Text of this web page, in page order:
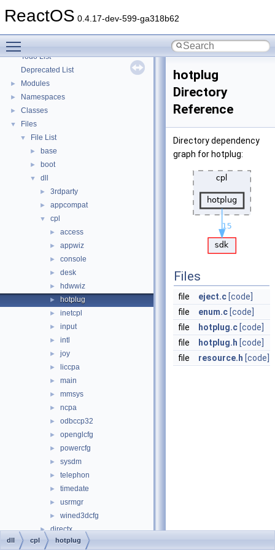
ReactOS 0.4.17-dev-599-ga318b62
Implementation Notes
►
Todo List
Deprecated List
► Modules
► Namespaces
► Classes
▼ Files
▼ File List
► base
► boot
▼ dll
► 3rdparty
► appcompat
▼ cpl
► access
► appwiz
► console
► desk
► hdwwiz
► hotplug
► inetcpl
► input
► intl
► joy
► liccpa
► main
► mmsys
► ncpa
► odbccp32
► openglcfg
► powercfg
► sysdm
► telephon
► timedate
► usrmgr
► wined3dcfg
► directx
► keyboard
hotplug
Directory
Reference
Directory dependency
graph for hotplug:
Files
file eject.c [code]
file
enum.c [code]
file
hotplug.c [code]
file
hotplug.h [code]
file
resource.h [code]
dll cpl hotplug